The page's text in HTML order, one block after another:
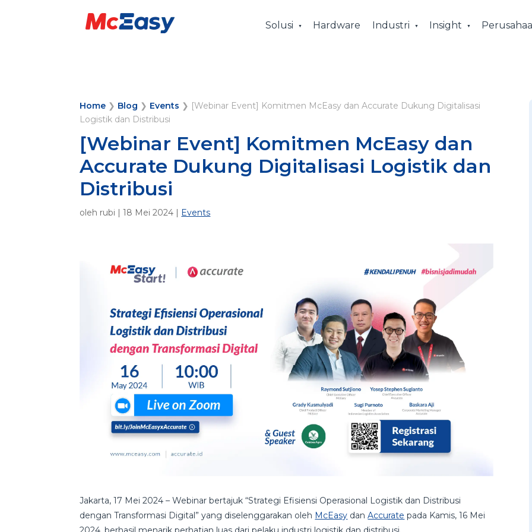
Solusi Hardware Industri Insight
Home ❯ Blog ❯ Events ❯ [Webinar Event] Komitmen McEasy dan Accurate Dukung Digitalisasi
Logistik dan Distribusi
[Webinar Event] Komitmen McEasy dan
Accurate Dukung Digitalisasi Logistik dan
Distribusi
oleh rubi |18 Mei 2024 | Events
Jakarta, 17 Mei 2024 – Webinar bertajuk “Strategi Efisiensi Operasional Logistik dan Distribusi
dengan Transformasi Digital” yang diselenggarakan oleh McEasy danAccurate pada Kamis, 16 Mei